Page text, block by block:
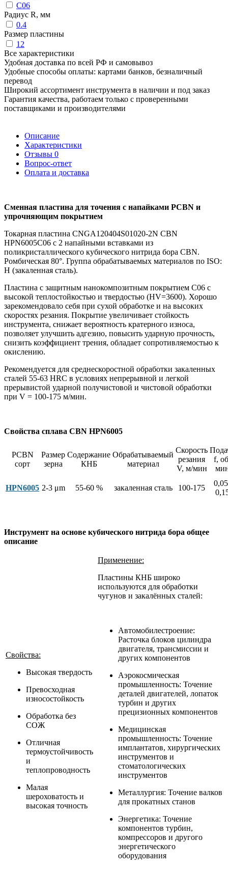
C06
Радиус R, мм
0.4
Размер пластины
12
Все характеристики
Удобная доставка по всей РФ и самовывоз
Удобные способы оплаты: картами банков, безналичный
перевод
Широкий ассортимент инструмента в наличии и под заказ
Гарантия качества, работаем только с проверенными
поставщиками и производителями
Описание
Характеристики
Отзывы 0
Вопрос-ответ
Оплата и доставка
Сменная пластина для точения с напайками PCBN и
упрочняющим покрытием
Токарная пластина CNGA120404S01020-2N CBN
HPN6005C06 с 2 напайными вставками из
поликристаллического кубического нитрида бора CBN.
Ромбическая 80°. Группа обрабатываемых материалов по ISO:
H (закаленная сталь).
Пластина с защитным нанокомпозитным покрытием С06 с
высокой теплостойкостью и твердостью (HV=3600). Хорошо
зарекомендовало себя при сухой обработке и на высоких
скоростях резания. Покрытие увеличивает стойкость
инструмента, снижает вероятность кратерного износа,
позволяет улучшить адгезию, повысить ударную прочность,
снизить коэффициент трения, обладает сопротивляемостью к
окислению.
Рекомендуется для среднескоростной обработки закаленных
сталей 55-63 HRC в условиях непрерывной и легкой
прерывистой ударной получистовой и чистовой обработки
при V = 100-175 м/мин.
Свойства сплава CBN HPN6005
PCBN
сорт
Размер
зерна
Содержание
КНБ
Обрабатываемый
материал
Скорость
резания
V, м/мин
f,
HPN6005 2-3 μm 55-60 % закаленная сталь 100-175
Инструмент на основе кубического нитрида бора общее
описание
Свойства:
Высокая твердость
Превосходная
износостойкость
Обработка без
СОЖ
Отличная
термоустойчивость
и
теплопроводность
Малая
шероховатость и
высокая точность
Применение:
Пластины КНБ широко
используются для обработки
чугунов и закалённых сталей:
Автомобилестроение:
Расточка блоков цилиндра
двигателя, трансмиссии и
других компонентов
Аэрокосмическая
промышленность: Точение
деталей двигателей, лопаток
турбин и других
прецизионных компонентов
Медицинская
промышленность: Точение
имплантатов, хирургических
инструментов и
стоматологических
инструментов
Металлургия: Точение валков
для прокатных станов
Энергетика: Точение
компонентов турбин,
компрессоров и другого
энергетического
оборудования